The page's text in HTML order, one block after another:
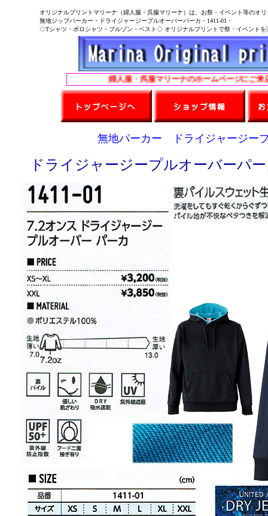
オリジナルプリントマリーナ（婦人服・呉服マリーナ）は、お祭・イベント等のオ
無地ジップパーカー・ドライジャージープルオーバーパーカ・1411-01・
◇Tシャツ・ポロシャツ・ブルゾン・ベスト◇ オリジナルプリントで祭・イベント
婦人服・呉服マリーナのホームページにご来店
無地パーカー ドライジャージー
ドライジャージープルオーバーパ